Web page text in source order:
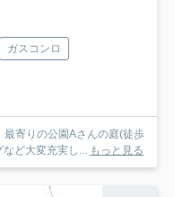
ガスコンロ
最寄りの公園Aさんの庭(徒歩
ど大変充実し... もっと見る